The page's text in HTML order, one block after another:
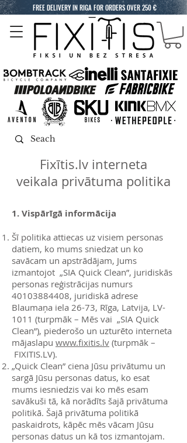
FREE DELIVERY IN RIGA FOR ORDERS OVER 250 €
Fixītis.lv interneta
veikala privātuma politika
1. Vispārīgā informācija
Šī politika attiecas uz visiem personas
datiem, ko mums sniedzat un ko
savācam un apstrādājam, Jums
izmantojot „SIA Quick Clean”, juridiskās
personas reģistrācijas numurs
40103884408, juridiskā adrese
Blaumaņa iela 26-73, Rīga, Latvija, LV-
1011 (turpmāk – Mēs vai „SIA Quick
Clean”), piederošo un uzturēto interneta
mājaslapu www.fixitis.lv (turpmāk –
FIXITIS.LV).
„Quick Clean” ciena Jūsu privātumu un
sargā Jūsu personas datus, ko esat
mums iesniedzis vai ko mēs esam
savākuši tā, kā norādīts šajā privātuma
politikā. Šajā privātuma politikā
paskaidrots, kāpēc mēs vācam Jūsu
personas datus un kā tos izmantojam.